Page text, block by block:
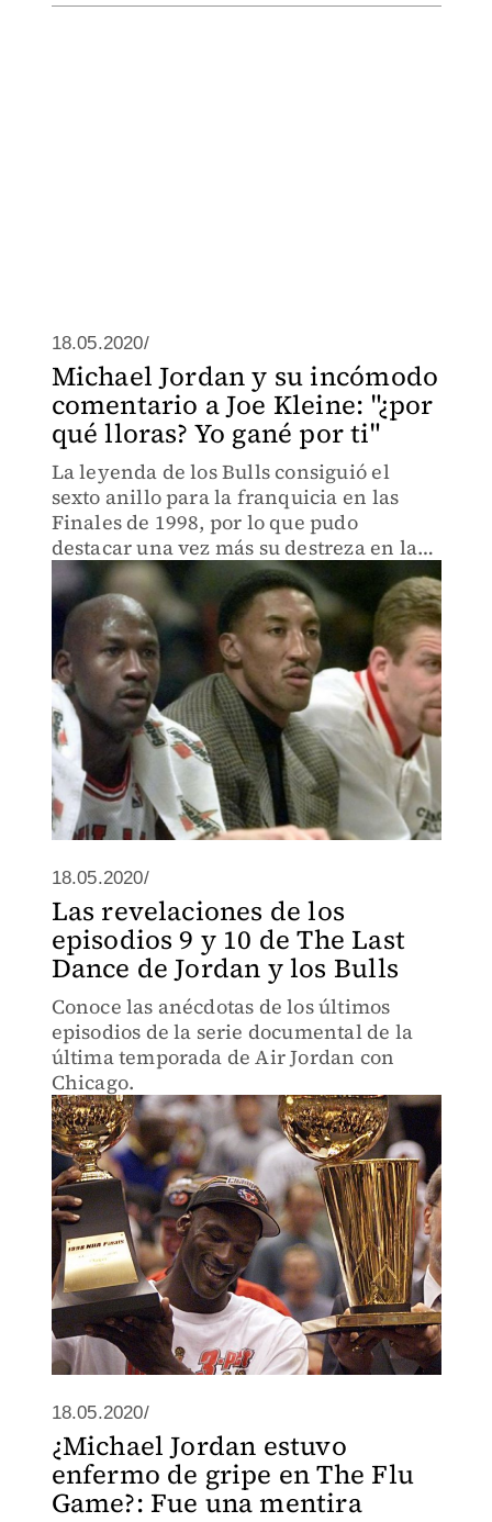
18.05.2020/
Michael Jordan y su incómodo
comentario a Joe Kleine: "¿por
qué lloras? Yo gané por ti"
La leyenda de los Bulls consiguió el
sexto anillo para la franquicia en las
Finales de 1998, por lo que pudo
destacar una vez más su destreza en la
duela
18.05.2020/
Las revelaciones de los
episodios 9 y 10 de The Last
Dance de Jordan y los Bulls
Conoce las anécdotas de los últimos
episodios de la serie documental de la
última temporada de Air Jordan con
Chicago.
18.05.2020/
¿Michael Jordan estuvo
enfermo de gripe en The Flu
Game?: Fue una mentira